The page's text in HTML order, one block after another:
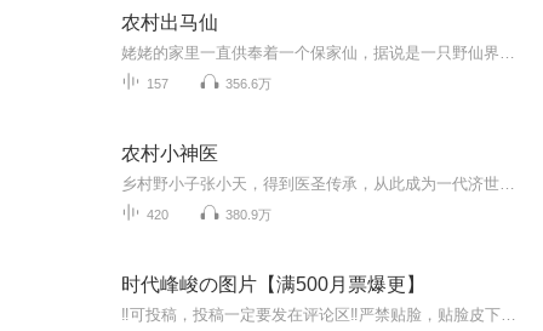
农村出马仙
157 356.6万
农村小神医
420 380.9万
时代峰峻の图片【满500月票爆更】